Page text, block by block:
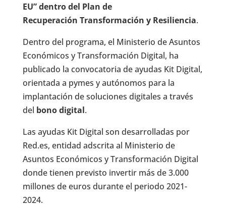
EU” dentro del Plan de
Recuperación Transformación y Resiliencia.
Dentro del programa, el Ministerio de Asuntos
Económicos y Transformación Digital, ha
publicado la convocatoria de ayudas Kit Digital,
orientada a pymes y autónomos para la
implantación de soluciones digitales a través
del bono digital.
Las ayudas Kit Digital son desarrolladas por
Red.es, entidad adscrita al Ministerio de
Asuntos Económicos y Transformación Digital
donde tienen previsto invertir más de 3.000
millones de euros durante el periodo 2021-
2024.